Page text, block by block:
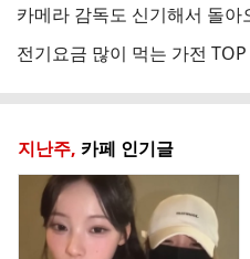
카메라 감독도 신기해서 돌아
전기요금 많이 먹는 가전
지난주, 카페 인기글